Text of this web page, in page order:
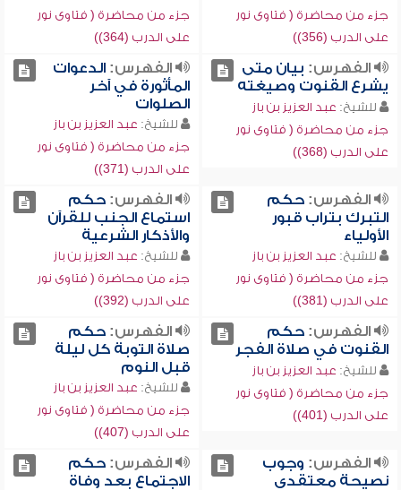
جزء من محاضرة ( فتاوى نور
على الدرب (356))
جزء من محاضرة ( فتاوى نور
على الدرب (364))
الفهرس: بيان متى
يشرع القنوت وصيغته
للشيخ: عبد العزيز بن باز
جزء من محاضرة ( فتاوى نور
على الدرب (368))
الفهرس:الدعوات
المأثورة في آخر
الصلوات
للشيخ: عبد العزيز بن باز
جزء من محاضرة ( فتاوى نور
على الدرب (371))
الفهرس:حكم
التبرك بتراب قبور
الأولياء
للشيخ: عبد العزيز بن باز
جزء من محاضرة ( فتاوى نور
على الدرب (381))
الفهرس:حكم
استماع الجنب للقرآن
والأذكار الشرعية
للشيخ: عبد العزيز بن باز
جزء من محاضرة ( فتاوى نور
على الدرب (392))
الفهرس:حكم
القنوت في صلاة الفجر
للشيخ: عبد العزيز بن باز
جزء من محاضرة ( فتاوى نور
على الدرب (401))
الفهرس:حكم
صلاة التوبة كل ليلة
قبل النوم
للشيخ: عبد العزيز بن باز
جزء من محاضرة ( فتاوى نور
على الدرب (407))
الفهرس: وجوب
نصيحة معتقدي
الفهرس:حكم
الاجتماع بعد وفاة